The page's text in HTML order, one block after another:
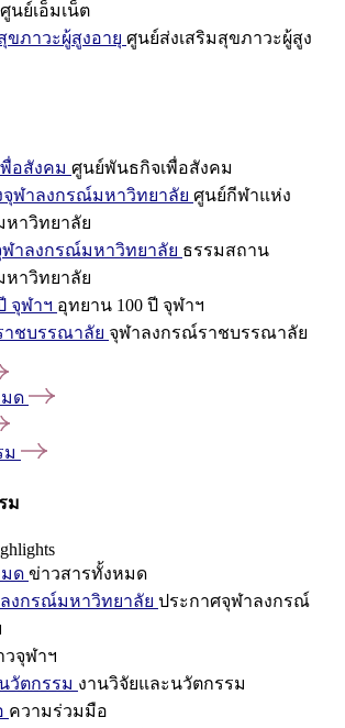
ศูนย์เอ็มเน็ต
ขภาวะผู้สูงอายุ ศูนย์ส่งเสริมสุขภาวะผู้สูง
อสังคม ศูนย์พันธกิจเพื่อสังคม
ฬาลงกรณ์มหาวิทยาลัย ศูนย์กีฬาแห่ง
าวิทยาลัย
าลงกรณ์มหาวิทยาลัย ธรรมสถาน
าวิทยาลัย
จุฬาฯ อุทยาน 100 ปี จุฬาฯ
ชบรรณาลัย จุฬาลงกรณ์ราชบรรณาลัย
ด
ม
ม
ด ข่าวสารทั้งหมด
งกรณ์มหาวิทยาลัย ประกาศจุฬาลงกรณ์
วจุฬาฯ
วัตกรรม งานวิจัยและนวัตกรรม
ความร่วมมือ